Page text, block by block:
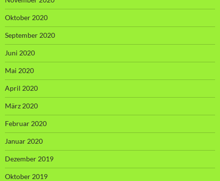
Oktober 2020
September 2020
Juni 2020
Mai 2020
April 2020
März 2020
Februar 2020
Januar 2020
Dezember 2019
Oktober 2019